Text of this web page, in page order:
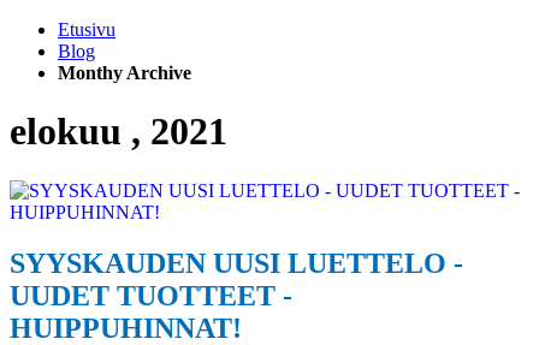
Etusivu
Blog
Monthy Archive
elokuu , 2021
SYYSKAUDEN UUSI LUETTELO -
UUDET TUOTTEET -
HUIPPUHINNAT!